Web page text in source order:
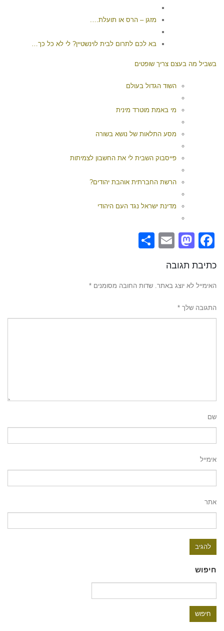
מזגן – הרס או תועלת….
בא לכם לתרום לבית לוינשטיין? לי לא כל כך…
בשביל מה בעצם צריך שופטים
השוד הגדול בעולם
מי באמת מוטרד מינית
מסע התלאות של נושא בשורה
פייסבוק השבית לי את החשבון לצמיתות
הרשת החברתית אוהבת יהודים?
מדינת ישראל נגד העם היהודי
Facebook
Mastodon
Email
כתיבת תגובה
האימייל לא יוצג באתר. שדות החובה מסומנים *
התגובה שלך *
שם
אימייל
אתר
חיפוש